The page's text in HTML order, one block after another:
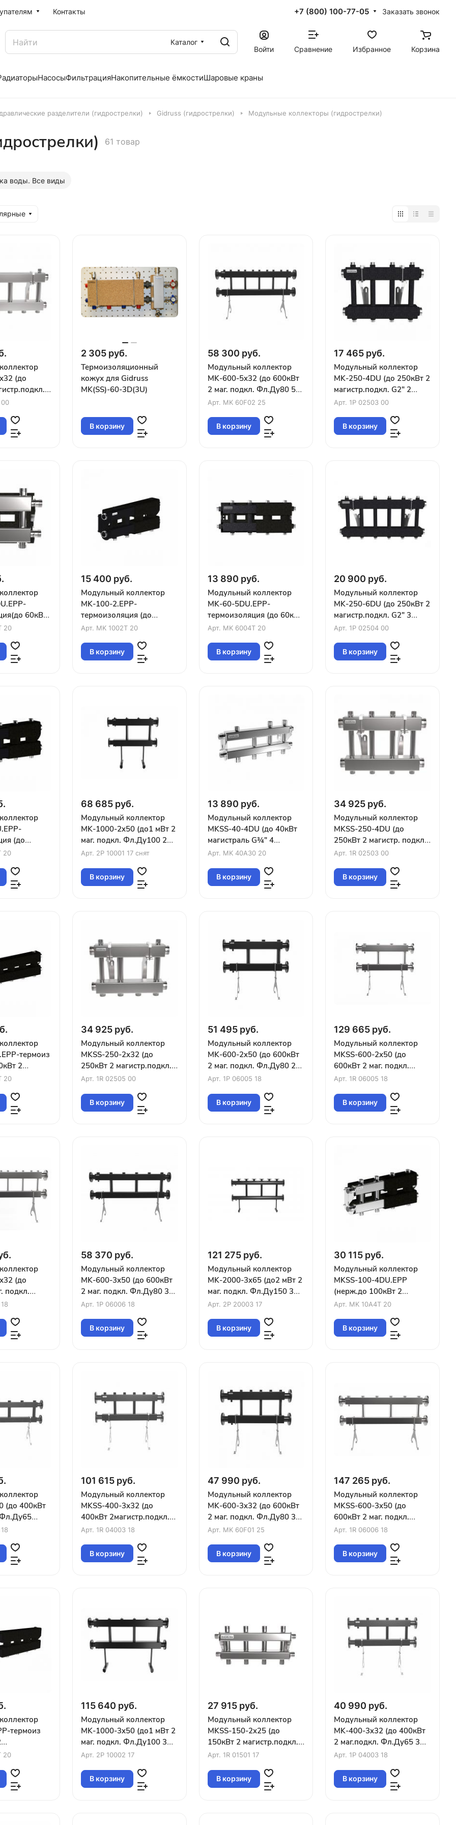
Контакты +7 (800) 100-77-05 Заказать звонок
Каталог
Войти
Сравнение Избранное Корзина
НасосыФильтрацияНакопительные ёмкостиШаровые краны
разделители (гидрострелки) Gidruss (гидрострелки) Модульные коллекторы (гидрострелки)
61 товар
воды. Все виды
(до
G1¼″ вверх
00
2 305 руб.
Термоизоляционный
кожух для Gidruss
MK(SS)-60-3D(3U)
В корзину
58 300 руб.
Модульный коллектор
MK-600-5x32 (до 600кВт
2 маг. подкл. Фл.Ду80 5
контуров G1¼″ вверх или
Арт. MK 60F02 25
В корзину
17 465 руб.
Модульный коллектор
MK-250-4DU (до 250кВт 2
магистр.подкл. G2″ 2
контура G1″ вверх и 2
Арт. 1P 02503 00
В корзину
60кВт
3 контура
20
15 400 руб.
Модульный коллектор
MK-100-2.EPP-
термоизоляция (до
100кВт 2 магистрали
Арт. MK 1002T 20
В корзину
13 890 руб.
Модульный коллектор
MK-60-5DU.EPP-
термоизоляция (до 60кВт
магистраль G1″ 2+2+1
Арт. MK 6004T 20
В корзину
20 900 руб.
Модульный коллектор
MK-250-6DU (до 250кВт 2
магистр.подкл. G2″ 3
контура G1″ вверх и 3
Арт. 1P 02504 00
В корзину
(до
20
68 685 руб.
Модульный коллектор
MK-1000-2x50 (до1 мВт 2
маг. подкл. Фл.Ду100 2
контура G2″ вверх или
Арт. 2P 10001 17 снят
В корзину
13 890 руб.
Модульный коллектор
MKSS-40-4DU (до 40кВт
магистраль G¾″ 4
контура G¾″ из них
Арт. MK 40A30 20
В корзину
34 925 руб.
Модульный коллектор
MKSS-250-4DU (до
250кВт 2 магистр. подкл.
G2″ 2 контура G1″ вверх и
Арт. 1R 02503 00
В корзину
термоиз
2
3 конт
20
34 925 руб.
Модульный коллектор
MKSS-250-2x32 (до
250кВт 2 магистр.подкл.
G2″ 2 контура G1¼″ вверх
Арт. 1R 02505 00
В корзину
51 495 руб.
Модульный коллектор
MK-600-2x50 (до 600кВт
2 маг. подкл. Фл.Ду80 2
контура G2″ вверх или
Арт. 1P 06005 18
В корзину
129 665 руб.
Модульный коллектор
MKSS-600-2x50 (до
600кВт 2 маг. подкл.
Фл.Ду80 2 контура G2″
Арт. 1R 06005 18
В корзину
(до
подкл.
58 370 руб.
Модульный коллектор
MK-600-3x50 (до 600кВт
2 маг. подкл. Фл.Ду80 3
контура G2″ вверх или
Арт. 1P 06006 18
В корзину
121 275 руб.
Модульный коллектор
MK-2000-3x65 (до2 мВт 2
маг. подкл. Фл.Ду150 3
контура Фл.Ду65 вверх)
Арт. 2P 20003 17
В корзину
30 115 руб.
Модульный коллектор
MKSS-100-4DU.EPP
(нерж.до 100кВт 2
маг.подкл.G1¼″ 2+2 конт
Арт. MK 10A4T 20
В корзину
(до 400кВт
вверх или
101 615 руб.
Модульный коллектор
MKSS-400-3x32 (до
400кВт 2магистр.подкл.
Фл.Ду65 3контура G1¼″
Арт. 1R 04003 18
В корзину
47 990 руб.
Модульный коллектор
MK-600-3x32 (до 600кВт
2 маг. подкл. Фл.Ду80 3
контура G1¼″ вверх или
Арт. MK 60F01 25
В корзину
147 265 руб.
Модульный коллектор
MKSS-600-3x50 (до
600кВт 2 маг. подкл.
Фл.Ду80 3 контура G2″
Арт. 1R 06006 18
В корзину
термоиз
20
115 640 руб.
Модульный коллектор
MK-1000-3x50 (до1 мВт 2
маг. подкл. Фл.Ду100 3
контура G2″ вверх или
Арт. 2P 10002 17
В корзину
27 915 руб.
Модульный коллектор
MKSS-150-2x25 (до
150кВт 2 магистр.подкл.
G1½″ 2 контура G1″ вверх
Арт. 1R 01501 17
В корзину
40 990 руб.
Модульный коллектор
MK-400-3x32 (до 400кВт
2 маг.подкл. Фл.Ду65 3
контура G1¼″ вверх или
Арт. 1P 04003 18
В корзину